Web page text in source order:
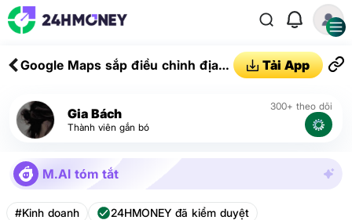
Google Maps sắp điều chỉnh địa
Tải App
Gia Bách
Thành viên gắn bó
300+ theo dõi
M.AI tóm tắt
#Kinh doanh 24HMONEY đã kiểm duyệt